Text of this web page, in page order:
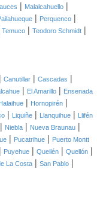
| Malalcahuello |
| Perquenco |
Temuco | Teodoro Schmidt |
| Canutillar | Cascadas |
| El Amarillo | Ensenada
Halaihue | Hornopirén |
| Liquiñe | Llanquihue | Llifén
| Niebla | Nueva Braunau |
| Pucatrihue | Puerto Montt
| Puyehue | Queilén | Quellón |
La Costa | San Pablo |